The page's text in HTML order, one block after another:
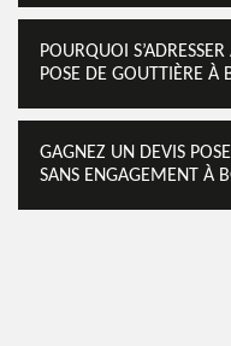
POURQUOI
POSE DE GOUTTIÈRE À
GAGNEZ UN DEVIS
SANS ENGAGEMENT À